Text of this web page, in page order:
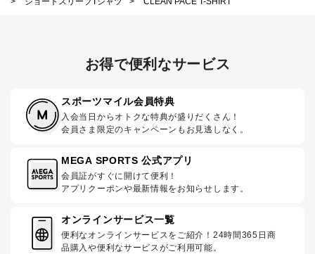
お得で便利なサービス
スポーツマイル会員特典
入会当日からオトクな特典が盛りだくさん！
会員さま限定のキャンペーンもお見逃しなく。
MEGA SPORTS 公式アプリ
会員証がすぐに開けて便利！
アプリクーポンや最新情報をお知らせします。
オンラインサービス一覧
便利なオンラインサービスをご紹介！24時間365日商
品購入や便利なサービスがご利用可能。